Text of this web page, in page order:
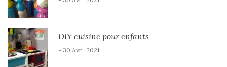
DIY cuisine pour enfants
- 30 Avr , 2021